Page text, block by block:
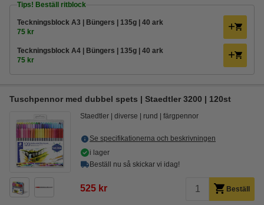
Tips! Beställ ritblock
Teckningsblock A3 | Büngers | 135g | 40 ark
75 kr
Teckningsblock A4 | Büngers | 135g | 40 ark
75 kr
Tuschpennor med dubbel spets | Staedtler 3200 | 120st
Staedtler diverse rund färgpennor
Se specifikationerna och beskrivningen
i lager
Beställ nu så skickar vi idag!
525 kr Beställ